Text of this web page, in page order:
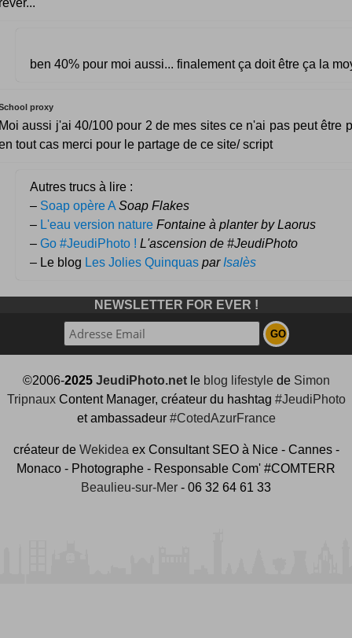
ben 40% pour moi aussi... finalement ça doit être ça la
proxy
aussi j'ai 40/100 pour 2 de mes sites ce n'ai pas peut être
tout cas merci pour le partage de ce site/ script
Autres trucs à lire :
– Soap opère A Soap Flakes
– L'eau version nature Fontaine à planter by Laorus
– Go #JeudiPhoto ! L'ascension de #JeudiPhoto
– Le blog Les Jolies Quinquas par Isalès
NEWSLETTER FOR EVER !
©2006-2025 JeudiPhoto.netle blog lifestylede Simon
TripnauxContent Manager, créateur du hashtag #JeudiPhoto
et ambassadeur #CotedAzurFrance
créateur de Wekidea ex Consultant SEO à Nice - Cannes -
Monaco - Photographe - Responsable Com' #COMTERR
Beaulieu-sur-Mer - 06 32 64 61 33